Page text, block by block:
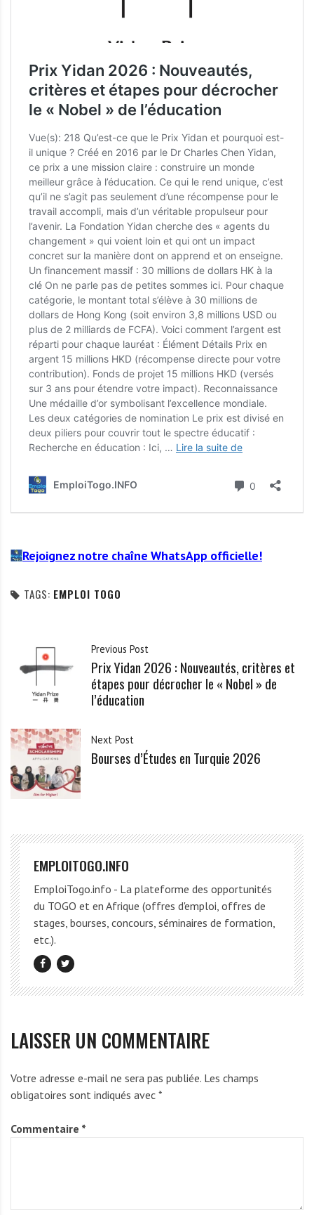
Rejoignez notre chaîne WhatsApp officielle!
TAGS: EMPLOI TOGO
Previous Post
Prix Yidan 2026 : Nouveautés, critères et
étapes pour décrocher le « Nobel » de
l’éducation
Next Post
Bourses d’Études en Turquie 2026
EMPLOITOGO.INFO
EmploiTogo.info - La plateforme des opportunités
du TOGO et en Afrique (offres d'emploi, offres de
stages, bourses, concours, séminaires de formation,
etc.).
LAISSER UN COMMENTAIRE
Votre adresse e-mail ne sera pas publiée. Les champs
obligatoires sont indiqués avec *
Commentaire *